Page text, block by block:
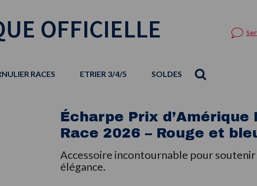
OFFICIELLE
RACES ETRIER 3/4/5 SOLDES
Écharpe Prix d’Amérique
Race 2026 – Rouge et
Accessoire incontournable pour soutenir
élégance.